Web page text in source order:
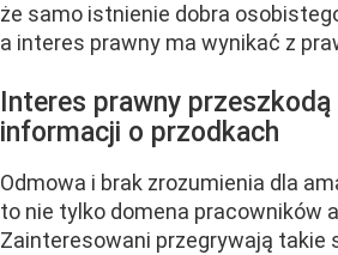
że samo istnienie dobra
a interes prawny ma wynikać z
Interes prawny
informacji o przodkach
Odmowa i brak zrozumienia dla
to nie tylko domena pracowników
Zainteresowani przegrywają takie